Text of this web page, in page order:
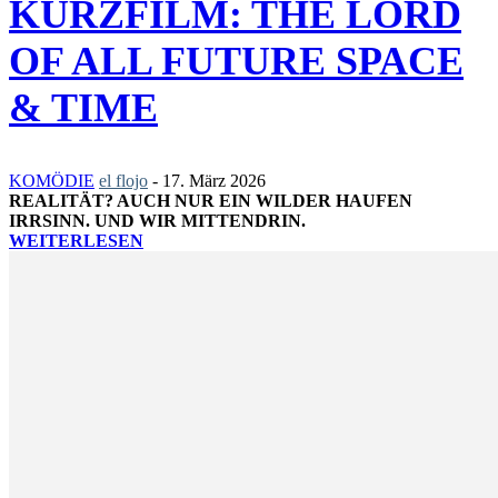
KURZFILM: THE LORD
OF ALL FUTURE SPACE
& TIME
KOMÖDIE el flojo - 17. März 2026
REALITÄT? AUCH NUR EIN WILDER HAUFEN
IRRSINN. UND WIR MITTENDRIN.
WEITERLESEN